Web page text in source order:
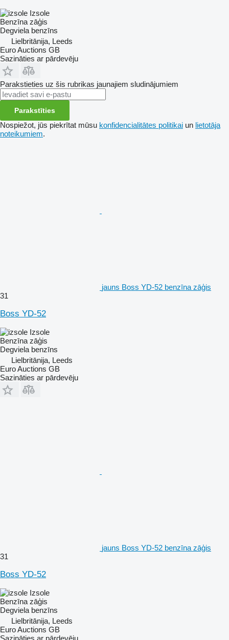
Izsole
Benzīna zāģis
Degviela benzīns
Lielbritānija, Leeds
Euro Auctions GB
Sazināties ar pārdevēju
Parakstieties uz šis rubrikas jaunajiem sludinājumiem
Parakstīties
Nospiežot, jūs piekrītat mūsu konfidencialitātes politikai un lietotāja
noteikumiem.
jauns Boss YD-52 benzīna zāģis
31
Boss YD-52
Izsole
Benzīna zāģis
Degviela benzīns
Lielbritānija, Leeds
Euro Auctions GB
Sazināties ar pārdevēju
jauns Boss YD-52 benzīna zāģis
31
Boss YD-52
Izsole
Benzīna zāģis
Degviela benzīns
Lielbritānija, Leeds
Euro Auctions GB
Sazināties ar pārdevēju